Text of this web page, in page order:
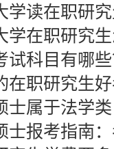
学读在职研
在职研究生
试科目有哪
在职研究生
士属于法学类
士报考指南